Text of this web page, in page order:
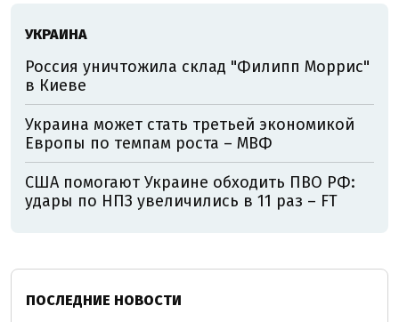
УКРАИНА
Россия уничтожила склад "Филипп Моррис"
в Киеве
Украина может стать третьей экономикой
Европы по темпам роста – МВФ
США помогают Украине обходить ПВО РФ:
удары по НПЗ увеличились в 11 раз – FT
ПОСЛЕДНИЕ НОВОСТИ